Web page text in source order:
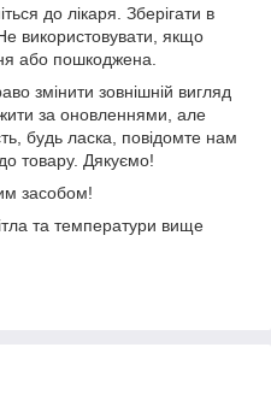
до лікаря. Зберігати в
використовувати, якщо
або пошкоджена.
змінити зовнішній вигляд
за оновленнями, але
будь ласка, повідомте нам
товару. Дякуємо!
засобом!
та температури вище